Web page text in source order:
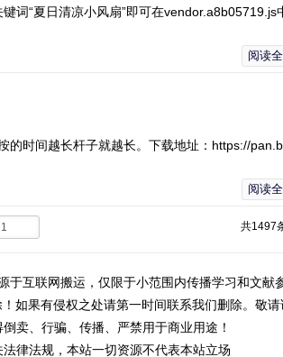
词“夏日清凉小风扇”即可在vendor.a8b05719.js
阅读
时间越长杆子就越长。下载地址：https://
阅读
共1497
于互联网搬运，仅限于小范围内传播学习和文献
如果有侵权之处请第一时间联系我们删除。敬请
卖、行骗、传播、 严禁用于商业用途！
律法规，本站一切资源不代表本站立场